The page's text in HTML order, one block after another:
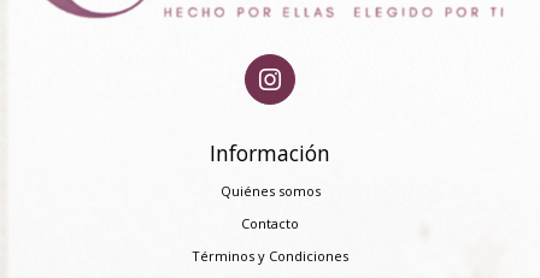
Información
Quiénes somos
Contacto
Términos y Condiciones